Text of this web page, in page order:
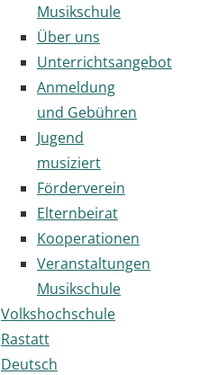
Musikschule
Über uns
Unterrichtsangebot
Anmeldung
und Gebühren
Jugend
musiziert
Förderverein
Elternbeirat
Kooperationen
Veranstaltungen
Musikschule
Volkshochschule
Rastatt
Deutsch